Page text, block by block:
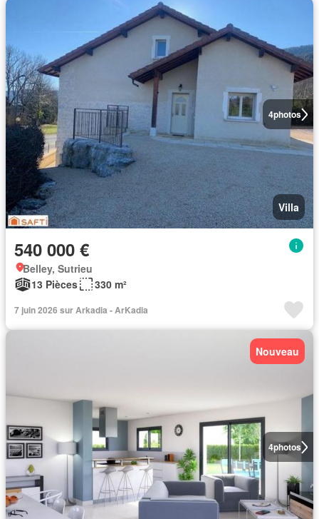
4photos
Villa
540 000 €
Belley, Sutrieu
13 Pièces
330 m²
7 juin 2026 sur Arkadia - ArKadia
4photos
Nouveau